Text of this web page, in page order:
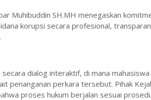
Muhibuddin SH.MH menegaskan
korupsi secara profesional,
dialog interaktif, di mana
penanganan perkara tersebut. Pihak
proses hukum berjalan sesuai